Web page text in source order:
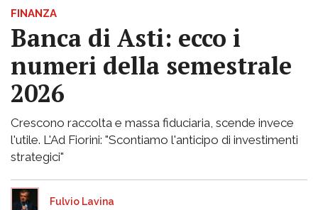
FINANZA
Banca di Asti: ecco i
numeri della semestrale
2026
Crescono raccolta e massa fiduciaria, scende invece
l'utile. L'Ad Fiorini: "Scontiamo l'anticipo di investimenti
strategici"
Fulvio Lavina